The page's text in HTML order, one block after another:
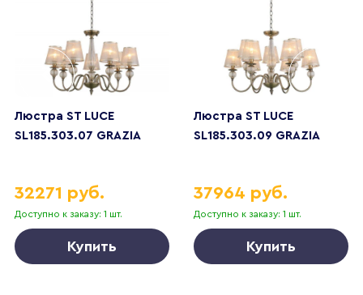
Люстра ST LUCE
SL185.303.07 GRAZIA
Доступно к заказу: 1 шт.
32271 руб.
Купить
Люстра ST LUCE
SL185.303.09 GRAZIA
Доступно к заказу: 1 шт.
37964 руб.
Купить